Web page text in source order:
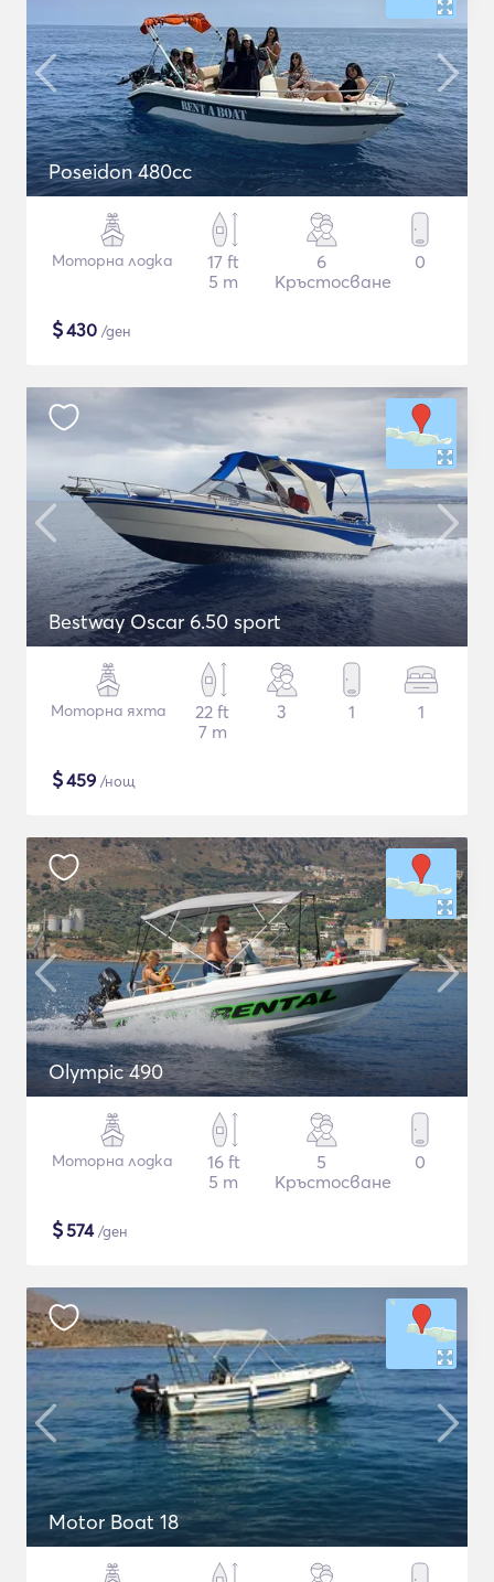
Poseidon 480cc
Моторна лодка
17 ft
5 m
6
Кръстосване
0
$430 /ден
Bestway Oscar 6.50 sport
Моторна яхта
22 ft
7 m
3 1 1
$459 /нощ
Olympic 490
Моторна лодка
16 ft
5 m
5
Кръстосване
0
$574/ден
Motor Boat 18